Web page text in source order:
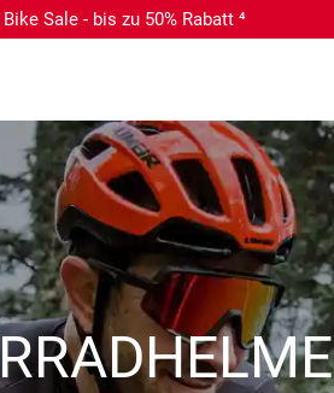
Bike Sale - bis zu 50% Rabatt ⁴